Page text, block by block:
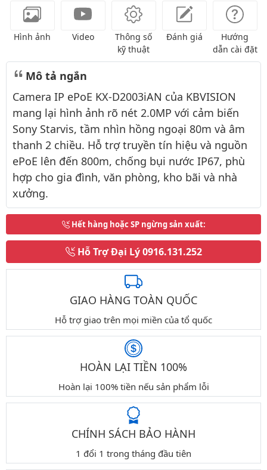
Hình ảnh Video
Thông số
kỹ thuật
Đánh giá
Hướng
dẫn cài đặt
Mô tả ngắn
Camera IP ePoE KX-D2003iAN của KBVISION
mang lại hình ảnh rõ nét 2.0MP với cảm biến
Sony Starvis, tầm nhìn hồng ngoại 80m và âm
thanh 2 chiều. Hỗ trợ truyền tín hiệu và nguồn
ePoE lên đến 800m, chống bụi nước IP67, phù
hợp cho gia đình, văn phòng, kho bãi và nhà
xưởng.
Hết hàng hoặc SP ngừng sản xuất:
Hỗ Trợ Đại Lý0916.131.252
GIAO HÀNG TOÀN QUỐC
Hỗ trợ giao trên mọi miền của tổ quốc
HOÀN LẠI TIỀN 100%
Hoàn lại 100% tiền nếu sản phẩm lỗi
CHÍNH SÁCH BẢO HÀNH
1 đổi 1 trong tháng đầu tiên